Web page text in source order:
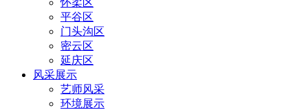
怀柔区
平谷区
门头沟区
密云区
延庆区
风采展示
艺师风采
环境展示